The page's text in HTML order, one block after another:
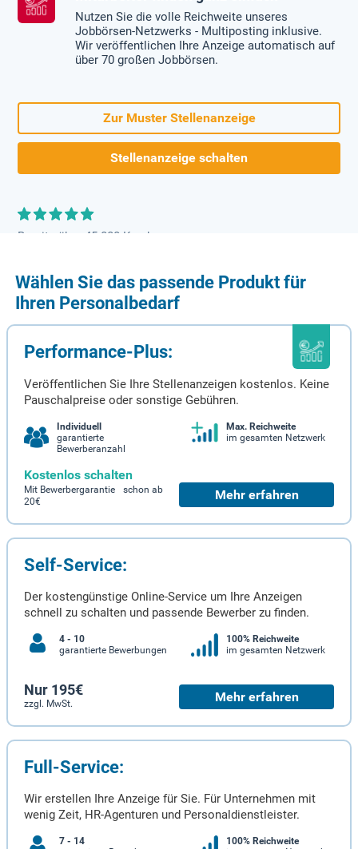
Nutzen Sie die volle Reichweite unseres
Jobbörsen-Netzwerks - Multiposting inklusive.
Wir veröffentlichen Ihre Anzeige automatisch auf
über 70 großen Jobbörsen.
Zur Muster Stellenanzeige
Stellenanzeige schalten
Bereits über 45.000 Kunden
Wählen Sie das passende Produkt für
Ihren Personalbedarf
Performance-Plus:
Veröffentlichen Sie Ihre Stellenanzeigen kostenlos. Keine
Pauschalpreise oder sonstige Gebühren.
Individuell
garantierte
Bewerberanzahl
Max. Reichweite
im gesamten Netzwerk
Kostenlos schalten
Mit Bewerbergarantie schon ab
20€
Mehr erfahren
Self-Service:
Der kostengünstige Online-Service um Ihre Anzeigen
schnell zu schalten und passende Bewerber zu finden.
4 - 10
garantierte Bewerbungen
100% Reichweite
im gesamten Netzwerk
Nur 195€
zzgl. MwSt. Mehr erfahren
Full-Service:
Wir erstellen Ihre Anzeige für Sie. Für Unternehmen mit
wenig Zeit, HR-Agenturen und Personaldienstleister.
7 - 14
100% Reichweite